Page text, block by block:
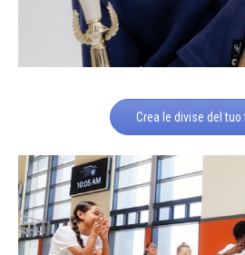
Crea le divise del tuo